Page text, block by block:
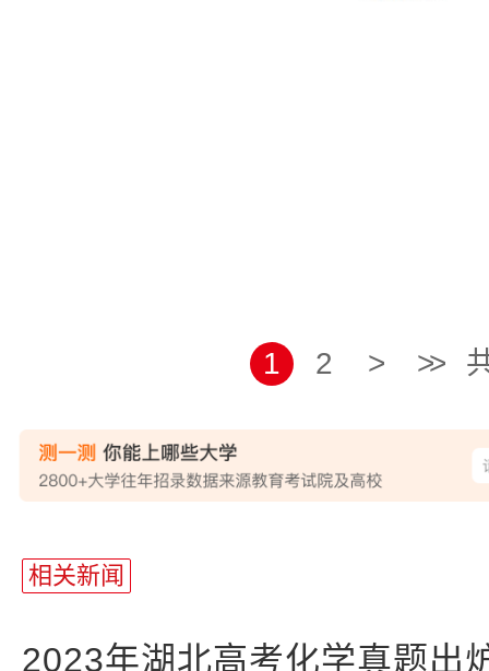
1 2 > >>
相关新闻
2023年湖北高考化学真题出